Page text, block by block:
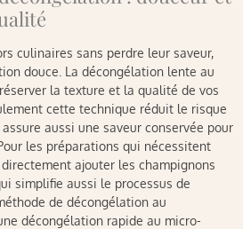
culinaires sans perdre leur saveur,
douce. La décongélation lente au
la texture et la qualité de vos
cette technique réduit le risque
aussi une saveur conservée pour
les préparations qui nécessitent
ajouter les champignons
simplifie aussi le processus de
de décongélation au
décongélation rapide au micro-